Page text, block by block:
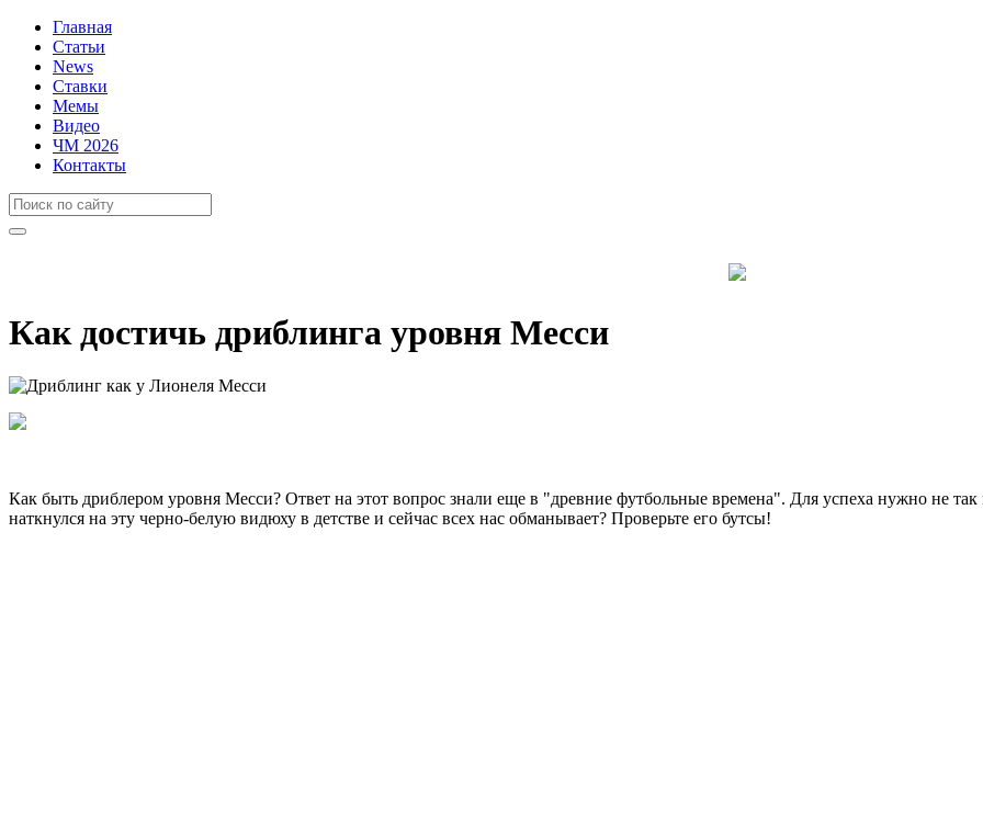
Главная
Статьи
News
Ставки
Мемы
Видео
ЧМ 2026
Контакты
Как достичь дриблинга уровня Месси
Как быть дриблером уровня Месси? Ответ на этот вопрос знали еще в "древние футбольные времена". Для успеха нужно не
наткнулся на эту черно-белую видюху в детстве и сейчас всех нас обманывает? Проверьте его бутсы!